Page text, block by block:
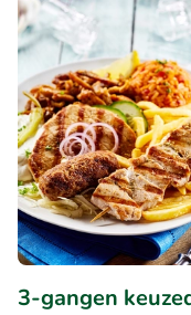
3-gangen